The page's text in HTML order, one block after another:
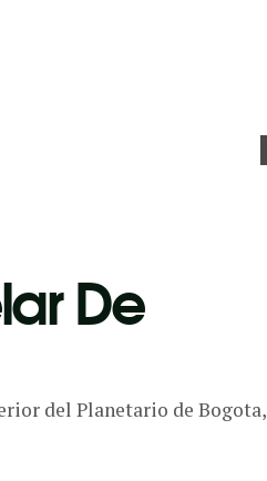
De
del Planetario de Bogota,